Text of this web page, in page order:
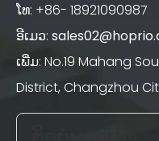
ໂທ: +86- 18921090987
ອີເມວ:
ເພີ່ມ: No.19 Mahang
District, Changzhou